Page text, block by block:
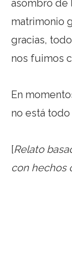
asombro de
matrimonio
gracias,
nos fuimos
En
no está
[Relato
con hechos